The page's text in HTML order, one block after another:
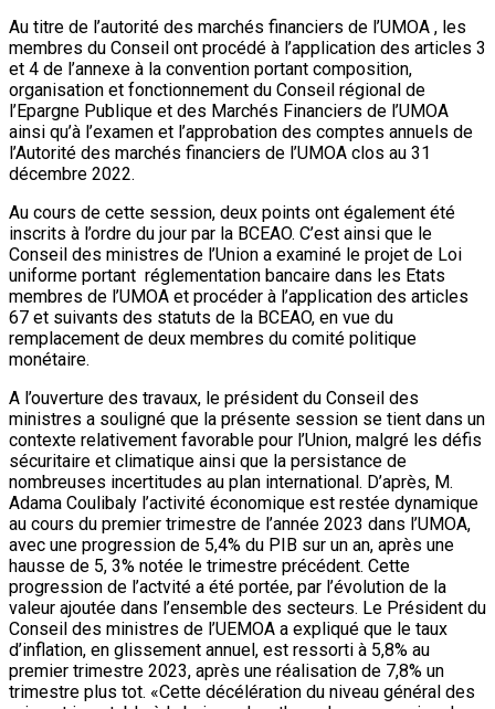
Au titre de l’autorité des marchés financiers de l’UMOA , les
membres du Conseil ont procédé à l’application des articles 3
et 4 de l’annexe à la convention portant composition,
organisation et fonctionnement du Conseil régional de
l’Epargne Publique et des Marchés Financiers de l’UMOA
ainsi qu’à l’examen et l’approbation des comptes annuels de
l’Autorité des marchés financiers de l’UMOA clos au 31
décembre 2022.
Au cours de cette session, deux points ont également été
inscrits à l’ordre du jour par la BCEAO. C’est ainsi que le
Conseil des ministres de l’Union a examiné le projet de Loi
uniforme portant réglementation bancaire dans les Etats
membres de l’UMOA et procéder à l’application des articles
67 et suivants des statuts de la BCEAO, en vue du
remplacement de deux membres du comité politique
monétaire.
A l’ouverture des travaux, le président du Conseil des
ministres a souligné que la présente session se tient dans un
contexte relativement favorable pour l’Union, malgré les défis
sécuritaire et climatique ainsi que la persistance de
nombreuses incertitudes au plan international. D’après, M.
Adama Coulibaly l’activité économique est restée dynamique
au cours du premier trimestre de l’année 2023 dans l’UMOA,
avec une progression de 5,4% du PIB sur un an, après une
hausse de 5, 3% notée le trimestre précédent. Cette
progression de l’actvité a été portée, par l’évolution de la
valeur ajoutée dans l’ensemble des secteurs. Le Président du
Conseil des ministres de l’UEMOA a expliqué que le taux
d’inflation, en glissement annuel, est ressorti à 5,8% au
premier trimestre 2023, après une réalisation de 7,8% un
trimestre plus tot. «Cette décélération du niveau général des